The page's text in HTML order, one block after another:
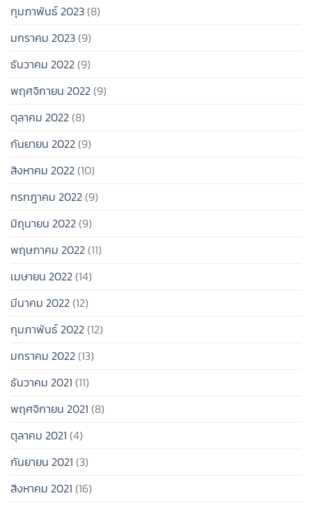
กุมภาพันธ์ 2023(8)
มกราคม 2023(9)
ธันวาคม 2022(9)
พฤศจิกายน 2022(9)
ตุลาคม 2022(8)
กันยายน 2022(9)
สิงหาคม 2022(10)
กรกฎาคม 2022(9)
มิถุนายน 2022(9)
พฤษภาคม 2022(11)
เมษายน 2022(14)
มีนาคม 2022(12)
กุมภาพันธ์ 2022(12)
มกราคม 2022(13)
ธันวาคม 2021 (11)
พฤศจิกายน 2021 (8)
ตุลาคม 2021 (4)
กันยายน 2021 (3)
สิงหาคม 2021 (16)